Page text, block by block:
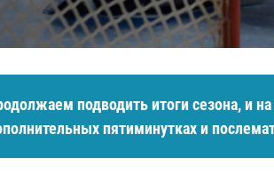
подводить итоги сезона, и
пятиминутках и